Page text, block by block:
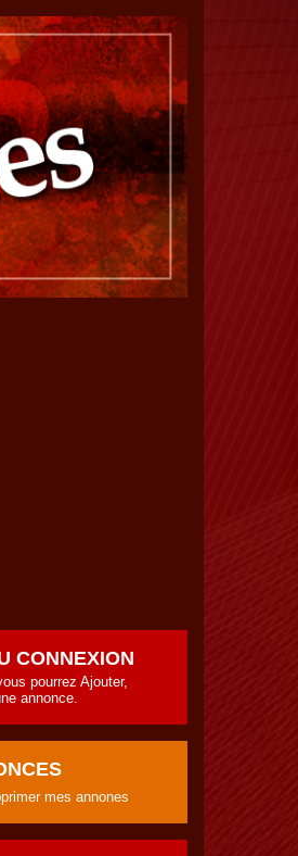
CONNEXION
pourrez Ajouter,
annonce.
mes annones